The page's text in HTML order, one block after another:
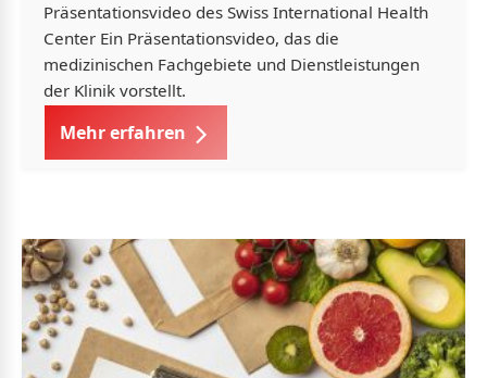
Präsentationsvideo des Swiss International Health
Center Ein Präsentationsvideo, das die
medizinischen Fachgebiete und Dienstleistungen
der Klinik vorstellt.
Mehr erfahren